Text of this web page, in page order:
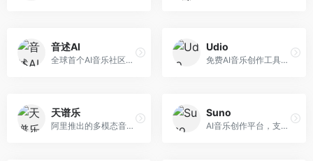
音述AI
全球首个AI音乐社区平台，整合创作与分享功能。面向音乐创作者和爱好者，提供音乐创作、作品分享、社区交流等服务，社区氛围活跃。
Udio
免费AI音乐创作工具，专注于高质量音乐生成。面向音乐创作者和内容制作者，支持多种音乐风格生成，音质专业，创作自由度高，适合专业音乐制作场景。
天谱乐
阿里推出的多模态音乐生成平台，整合音频与文本理解能力。面向内容创作者，支持歌词生成、旋律创作、音乐编辑等服务，与阿里生态深度整合。
Suno
AI音乐创作平台，支持通过文字描述生成完整歌曲，包含歌词、旋律和人声。面向音乐爱好者、内容创作者和独立音乐人，操作门槛低，创作速度快，支持多种音乐风格，为音乐创作带来全新可能。